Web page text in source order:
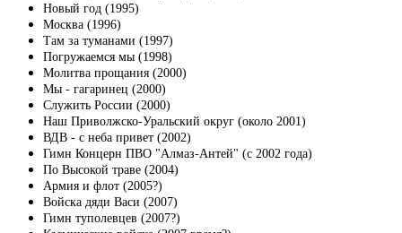
Новый год (1995)
Москва (1996)
Там за туманами (1997)
Погружаемся мы (1998)
Молитва прощания (2000)
Мы - гагаринец (2000)
Служить России (2000)
Наш Приволжско-Уральский округ (около 2001)
ВДВ - с неба привет (2002)
Гимн Концерн ПВО "Алмаз-Антей" (с 2002 года)
По Высокой траве (2004)
Армия и флот (2005?)
Войска дяди Васи (2007)
Гимн туполевцев (2007?)